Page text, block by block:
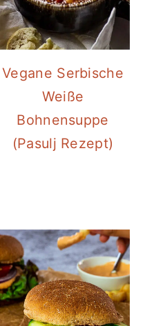
Vegane Serbische
Weiße
Bohnensuppe
(Pasulj Rezept)